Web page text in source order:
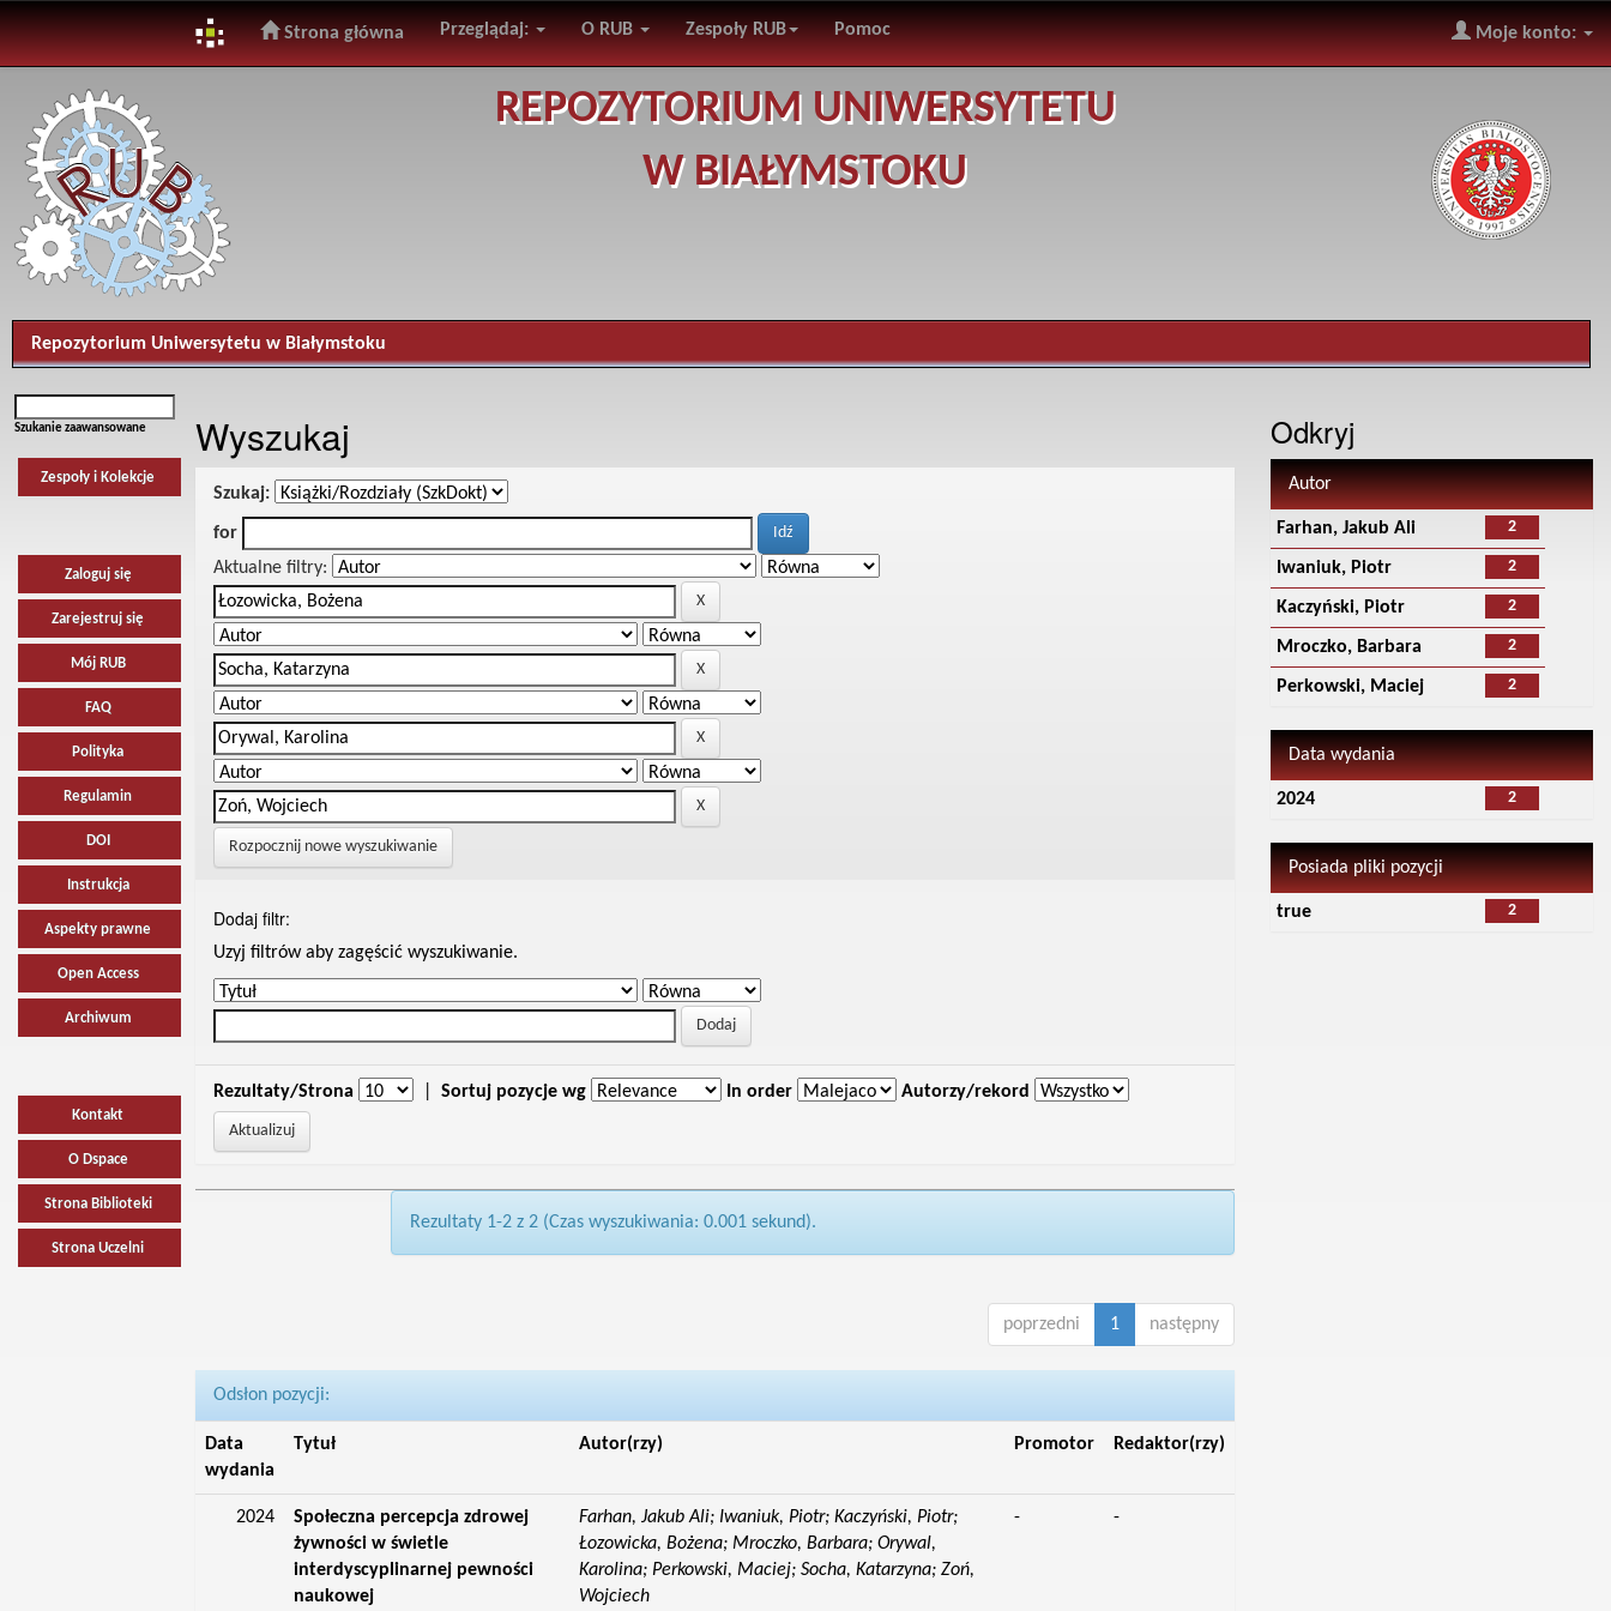
navigation
Strona główna Przeglądaj: O RUB Zespoły RUB Pomoc Moje konto:
REPOZYTORIUM UNIWERSYTETU
W BIAŁYMSTOKU
Repozytorium Uniwersytetu w Białymstoku
Szukanie zaawansowane
Zespoły i Kolekcje
Zaloguj się
Zarejestruj się
Mój RUB
FAQ
Polityka
Regulamin
DOI
Instrukcja
Aspekty prawne
Open Access
Archiwum
Kontakt
O Dspace
Strona Biblioteki
Strona Uczelni
Wyszukaj
Szukaj:
for
Aktualne filtry:
Rozpocznij nowe wyszukiwanie
Dodaj filtr:
Uzyj filtrów aby zagęścić wyszukiwanie.
Rezultaty/Strona Sortuj pozycje wg In order Autorzy/rekord
Rezultaty 1-2 z 2 (Czas wyszukiwania: 0.001 sekund).
poprzedni 1 następny
Odsłon pozycji:
Data
wydania
Tytuł Autor(rzy) Promotor Redaktor(rzy)
2024
Społeczna percepcja zdrowej
żywności w świetle
interdyscyplinarnej pewności
naukowej
Farhan, Jakub Ali; Iwaniuk, Piotr; Kaczyński, Piotr;
Łozowicka, Bożena; Mroczko, Barbara; Orywal,
Karolina; Perkowski, Maciej; Socha, Katarzyna; Zoń,
Wojciech
- -
Odkryj
Autor
2
Farhan, Jakub Ali
2
Iwaniuk, Piotr
2
Kaczyński, Piotr
2
Mroczko, Barbara
2
Perkowski, Maciej
Data wydania
2
2024
Posiada pliki pozycji
2
true